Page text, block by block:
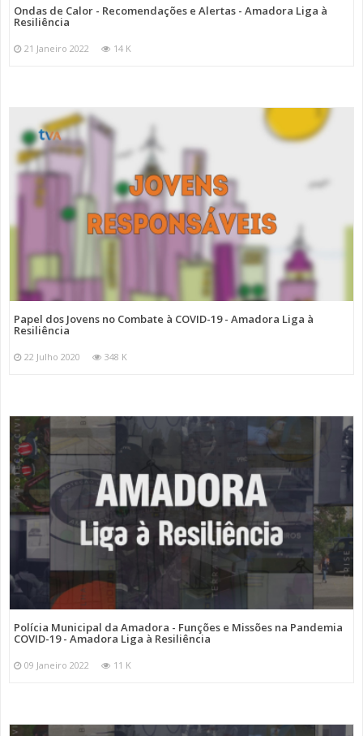
Ondas de Calor - Recomendações e Alertas - Amadora Liga à
Resiliência
21 Janeiro 2022 14 K
Papel dos Jovens no Combate à COVID-19 - Amadora Liga à
Resiliência
22 Julho 2020 348 K
Polícia Municipal da Amadora - Funções e Missões na Pandemia
COVID-19 - Amadora Liga à Resiliência
09 Janeiro 2022 11 K